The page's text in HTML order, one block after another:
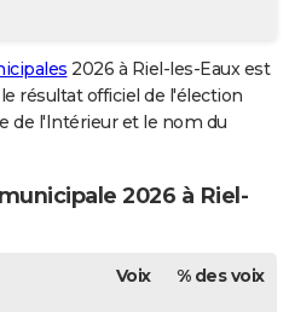
2026 à Riel-les-Eaux est
résultat officiel de l'élection
de l'Intérieur et le nom du
2026 à Riel-
Voix % des voix